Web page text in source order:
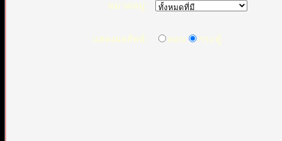
หมวดหมู่:
แสดงผลลัพธ์:
ตอบ กระทู้